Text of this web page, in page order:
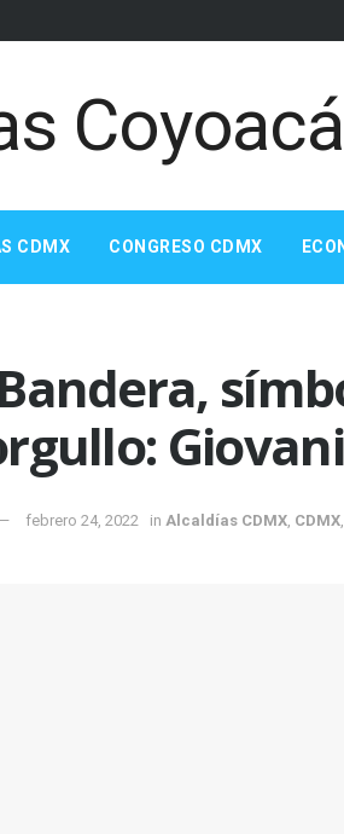
CDMX CONGRESO CDMX
febrero 24, 2022 in Alcaldías CDMX CDMX